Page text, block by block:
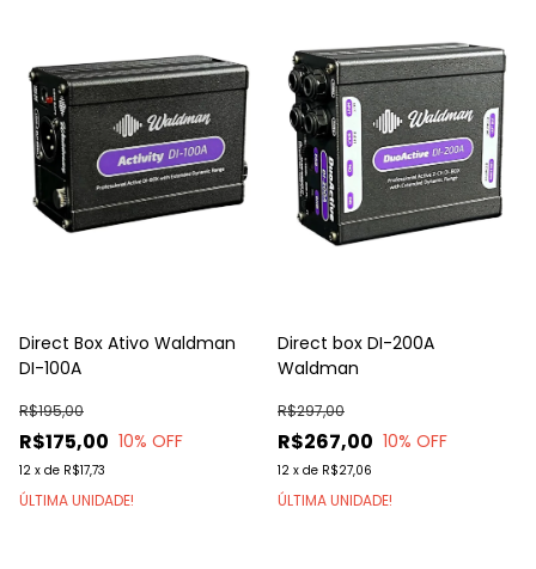
Direct Box Ativo Waldman
DI-100A
R$175,00
R$195,00
10% OFF
12 x de R$17,73
ÚLTIMA UNIDADE!
Direct box DI-200A
Waldman
R$267,00
R$297,00
10% OFF
12 x de R$27,06
ÚLTIMA UNIDADE!